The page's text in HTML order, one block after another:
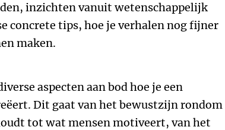
inzichten vanuit wetenschappelijk
concrete tips, hoe je verhalen nog fijner
maken.
aspecten aan bod hoe je een
Dit gaat van het bewustzijn rondom
tot wat mensen motiveert, van het